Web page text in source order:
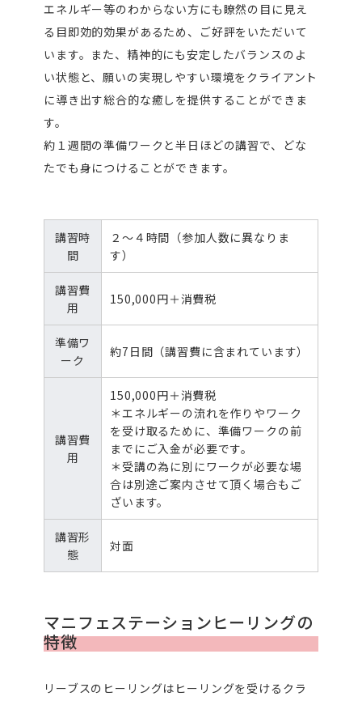
エネルギー等のわからない方にも瞭然の目に見え
る目即効的効果があるため、ご好評をいただいて
います。また、精神的にも安定したバランスのよ
い状態と、願いの実現しやすい環境をクライアント
に導き出す総合的な癒しを提供することができま
す。
約１週間の準備ワークと半日ほどの講習で、どな
たでも身につけることができます。
講習時
間
２～４時間（参加人数に異なりま
す）
講習費
用
150,000円＋消費税
準備ワ
ーク
約7日間（講習費に含まれています）
講習費
用
150,000円＋消費税
＊エネルギーの流れを作りやワーク
を受け取るために、準備ワークの前
までにご入金が必要です。
＊受講の為に別にワークが必要な場
合は別途ご案内させて頂く場合もご
ざいます。
講習形
態
対面
マニフェステーションヒーリングの
特徴
リーブスのヒーリングはヒーリングを受けるクラ